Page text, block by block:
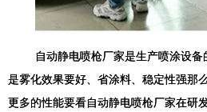
自动静电喷枪厂家是生产喷涂设
是雾化效果要好、省涂料、稳定性强那
更多的性能要看自动静电喷枪厂家在研